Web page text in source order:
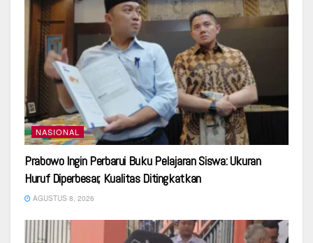
NASIONAL
Prabowo Ingin Perbarui Buku Pelajaran Siswa: Ukuran
Huruf Diperbesar, Kualitas Ditingkatkan
AGUSTUS 8, 2026